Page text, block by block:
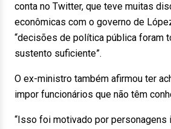
conta no Twitter, que teve muitas
econômicas com o governo de
“decisões de política pública foram
sustento suficiente”.
O ex-ministro também afirmou ter
impor funcionários que não têm
“Isso foi motivado por personagens